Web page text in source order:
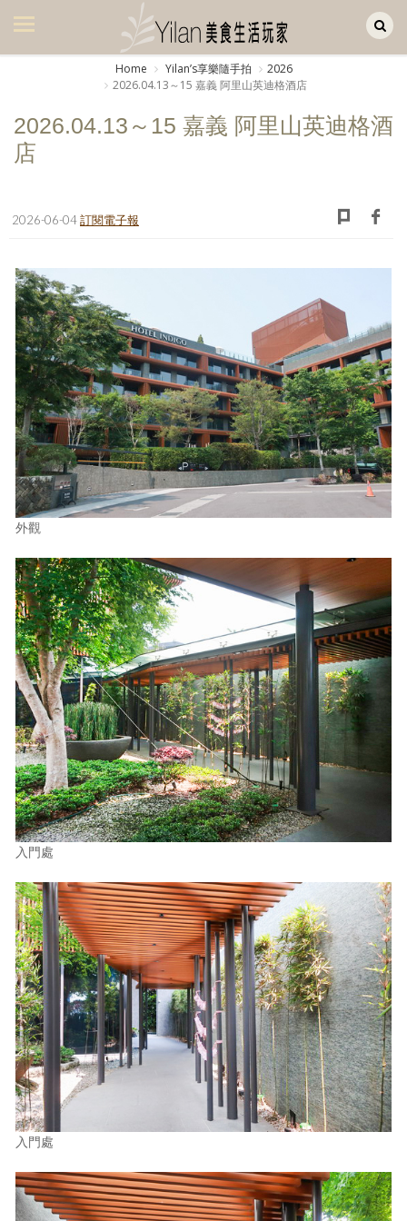
美食集
廚房集
旅遊集
書房集
日記簿
餐桌週記
享樂隨手拍
照相簿
影音區
創意出版服務
歷史區
關於Yilan
個人著作
活動實況記錄
媒體報導一覽
合作與代言
訂閱電子報
Home Yilanʼs享樂隨手拍
2026
2026.04.13～15 嘉義 阿里山英迪格酒店
2026.04.13～15 嘉義 阿里山英迪格酒
店
2026-06-04訂閱電子報
外觀
入門處
入門處